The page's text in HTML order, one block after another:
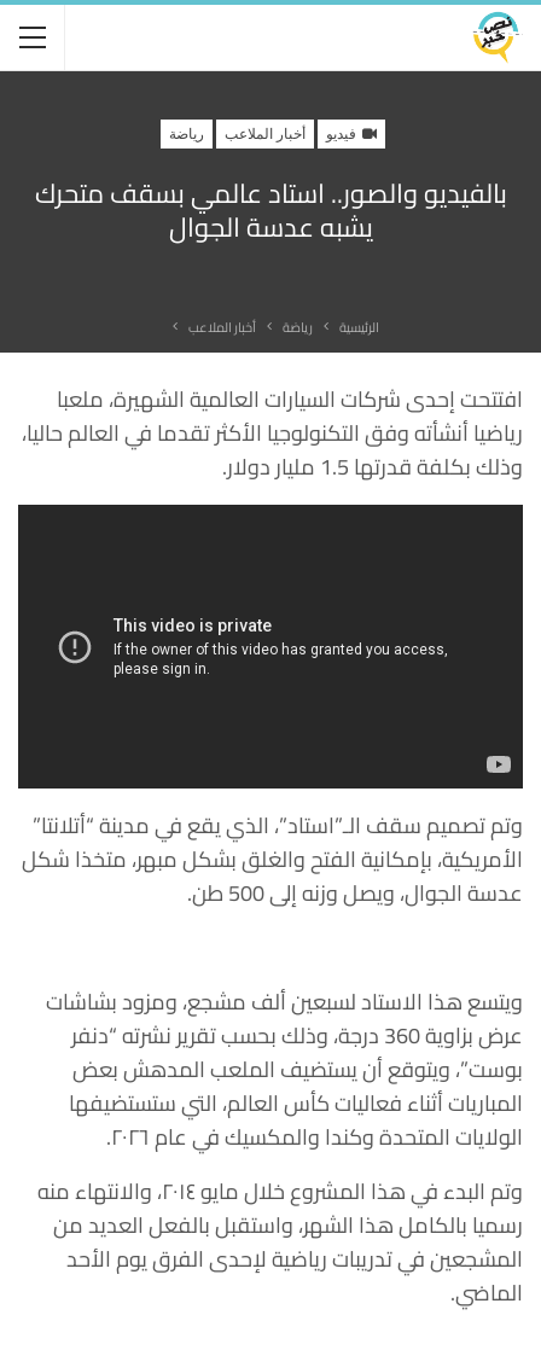
فيديو أخبار الملاعب رياضة
بالفيديو والصور.. استاد عالمي بسقف متحرك
يشبه عدسة الجوال
الرئيسية رياضة أخبار الملاعب
افتتحت إحدى شركات السيارات العالمية الشهيرة، ملعبا
رياضيا أنشأته وفق التكنولوجيا الأكثر تقدما في العالم حاليا،
وذلك بكلفة قدرتها 1.5 مليار دولار.
وتم تصميم سقف الـ”استاد”، الذي يقع في مدينة “أتلانتا”
الأمريكية، بإمكانية الفتح والغلق بشكل مبهر، متخذا شكل
عدسة الجوال، ويصل وزنه إلى 500 طن.
ويتسع هذا الاستاد لسبعين ألف مشجع، ومزود بشاشات
عرض بزاوية 360 درجة، وذلك بحسب تقرير نشرته “دنفر
بوست”، ويتوقع أن يستضيف الملعب المدهش بعض
المباريات أثناء فعاليات كأس العالم، التي ستستضيفها
الولايات المتحدة وكندا والمكسيك في عام ٢٠٢٦.
وتم البدء في هذا المشروع خلال مايو ٢٠١٤، والانتهاء منه
رسميا بالكامل هذا الشهر، واستقبل بالفعل العديد من
المشجعين في تدريبات رياضية لإحدى الفرق يوم الأحد
الماضي.